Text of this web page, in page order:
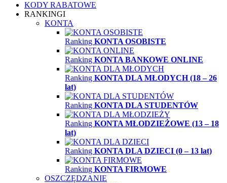
KODY RABATOWE
RANKINGI
KONTA
Ranking KONTA OSOBISTE
Ranking KONTA BANKOWE ONLINE
Ranking KONTA DLA MŁODYCH (18 – 26
lat)
Ranking KONTA DLA STUDENTÓW
Ranking KONTA MŁODZIEŻOWE (13 – 18
lat)
Ranking KONTA DLA DZIECI (0 – 13 lat)
Ranking KONTA FIRMOWE
OSZCZĘDZANIE